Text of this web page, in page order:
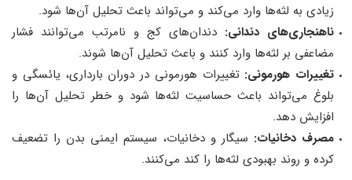
زیادی به لثه‌ها وارد می‌کند و می‌تواند باعث تحلیل آن‌ها شود.
ناهنجاری‌های دندانی: دندان‌های کج و نامرتب می‌توانند فشار
مضاعفی بر لثه‌ها وارد کنند و باعث تحلیل آن‌ها شوند.
تغییرات هورمونی: تغییرات هورمونی در دوران بارداری، یائسگی و
بلوغ می‌تواند باعث حساسیت لثه‌ها شود و خطر تحلیل آن‌ها را
افزایش دهد.
مصرف دخانیات: سیگار و دخانیات، سیستم ایمنی بدن را تضعیف
کرده و روند بهبودی لثه‌ها را کند می‌کنند.